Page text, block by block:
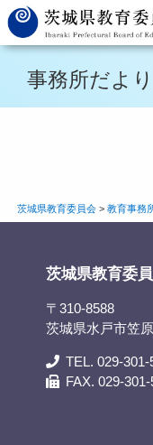
事務所だより
茨城県教育委員会> 教育事務
茨城県教育委
〒310-8588
茨城県水戸市笠
TEL. 029-301-
FAX. 029-